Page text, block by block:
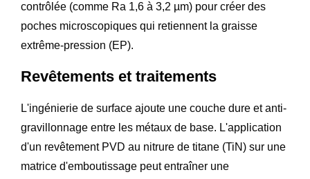
contrôlée (comme Ra 1,6 à 3,2 µm) pour créer des
poches microscopiques qui retiennent la graisse
extrême-pression (EP).
Revêtements et traitements
L'ingénierie de surface ajoute une couche dure et anti-
gravillonnage entre les métaux de base. L'application
d'un revêtement PVD au nitrure de titane (TiN) sur une
matrice d'emboutissage peut entraîner une